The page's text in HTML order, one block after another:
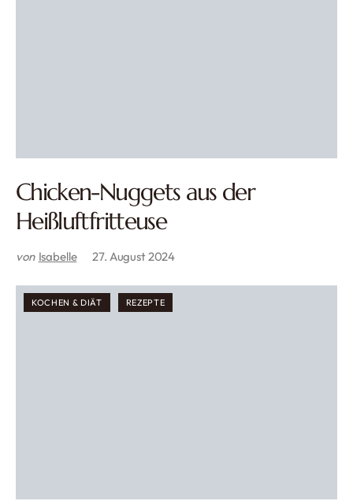
Chicken-Nuggets aus der
Heißluftfritteuse
von Isabelle 27. August 2024
KOCHEN & DIÄT REZEPTE